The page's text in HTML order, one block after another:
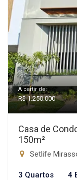
A partir de:
R$ 1.250.000
Casa de
150m²
Setlife
3 Quartos 4